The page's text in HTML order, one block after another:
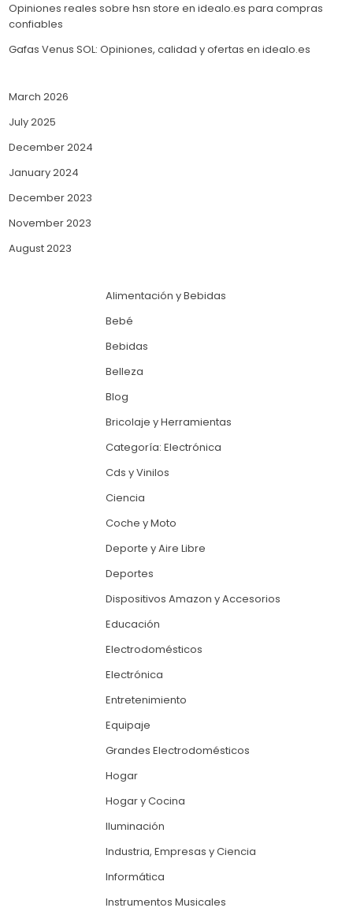
Opiniones reales sobre hsn store en idealo.es para compras
confiables
Gafas Venus SOL: Opiniones, calidad y ofertas en idealo.es
March 2026
July 2025
December 2024
January 2024
December 2023
November 2023
August 2023
Alimentación y Bebidas
Bebé
Bebidas
Belleza
Blog
Bricolaje y Herramientas
Categoría: Electrónica
Cds y Vinilos
Ciencia
Coche y Moto
Deporte y Aire Libre
Deportes
Dispositivos Amazon y Accesorios
Educación
Electrodomésticos
Electrónica
Entretenimiento
Equipaje
Grandes Electrodomésticos
Hogar
Hogar y Cocina
Iluminación
Industria, Empresas y Ciencia
Informática
Instrumentos Musicales